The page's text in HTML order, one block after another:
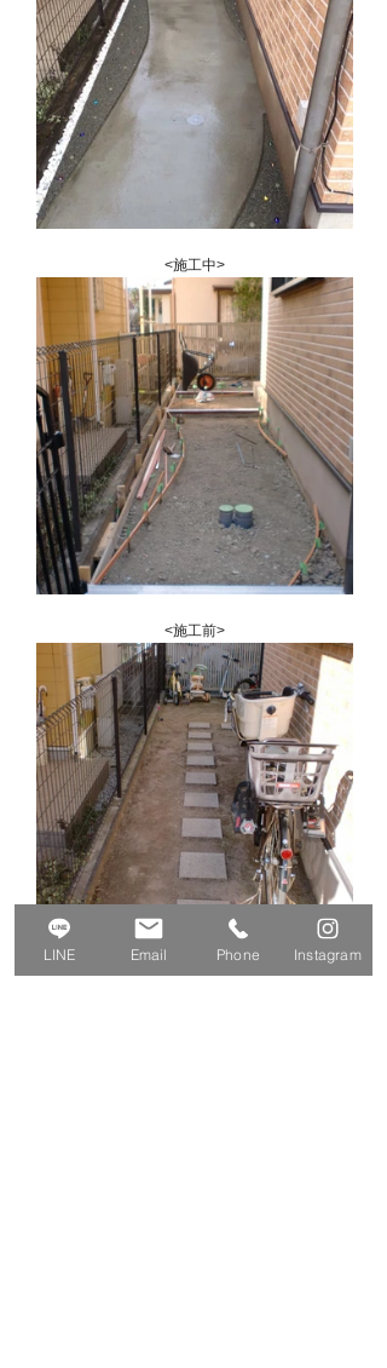
<施工中>
<施工前>
LINE Email Phone Instagram